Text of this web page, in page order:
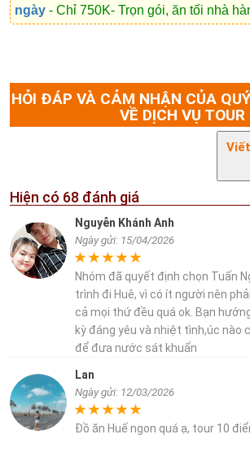
ngày - Chỉ 750K- Trọn gói, ăn tối nhà
HỎI ĐÁP VÀ CẢM NHẬN CỦA
VỀ DỊCH VỤ TOUR
Hiện có 68 đánh giá
Nguyễn Khánh Anh
Ngày gửi: 15/04/2026
Nhóm đã quyết định chọn Tuấn
trình đi Huê, vì có ít người nên
cả mọi thứ đều quá ok. Bạn
kỳ đáng yêu và nhiệt tình,úc nào
để đưa nước sát khuẩn
Lan
Ngày gửi: 12/03/2026
Đồ ăn Huế ngon quá ạ, tour 10